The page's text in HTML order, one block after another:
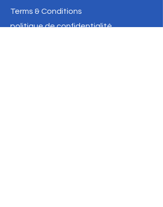
Terms & Conditions
politique de confidentialité